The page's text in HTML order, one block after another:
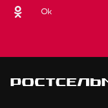
Ok